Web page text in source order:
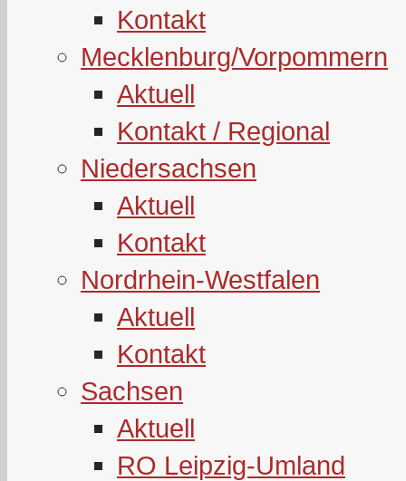
Kontakt
Mecklenburg/Vorpommern
Aktuell
Kontakt / Regional
Niedersachsen
Aktuell
Kontakt
Nordrhein-Westfalen
Aktuell
Kontakt
Sachsen
Aktuell
RO Leipzig-Umland